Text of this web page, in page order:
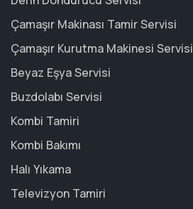
Çamaşır Makinası Tamir Servisi
Çamaşır Kurutma Makinesi Servisi
Beyaz Eşya Servisi
Buzdolabı Servisi
Kombi Tamiri
Kombi Bakımı
Halı Yıkama
Televizyon Tamiri